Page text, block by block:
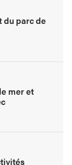
du parc de
mer et